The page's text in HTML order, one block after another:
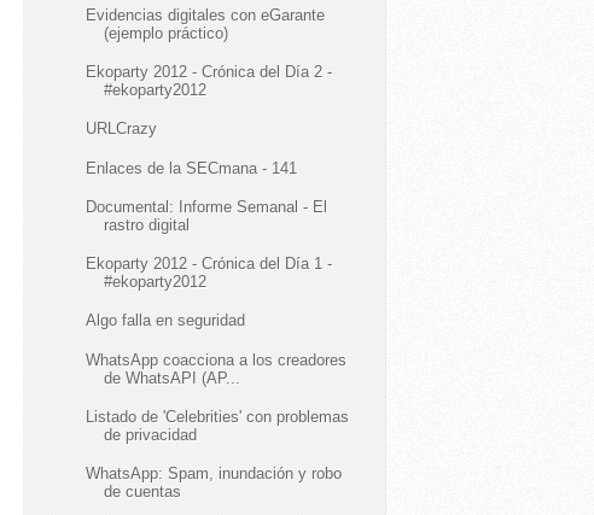
Evidencias digitales con eGarante
(ejemplo práctico)
Ekoparty 2012 - Crónica del Día 2 -
#ekoparty2012
URLCrazy
Enlaces de la SECmana - 141
Documental: Informe Semanal - El
rastro digital
Ekoparty 2012 - Crónica del Día 1 -
#ekoparty2012
Algo falla en seguridad
WhatsApp coacciona a los creadores
de WhatsAPI (AP...
Listado de 'Celebrities' con problemas
de privacidad
WhatsApp: Spam, inundación y robo
de cuentas